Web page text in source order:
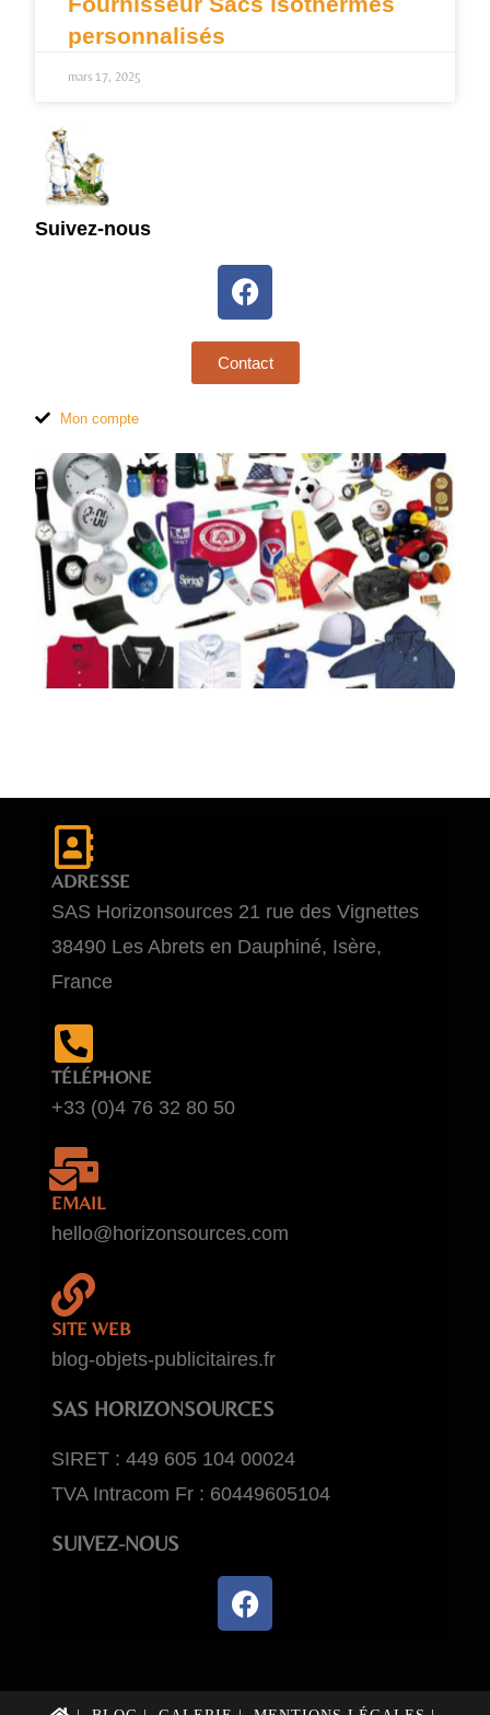
personnalisés
mars 17, 2025
Suivez-nous
Contact
Mon compte
ADRESSE
SAS Horizonsources 21 rue des Vignettes
38490 Les Abrets en Dauphiné, Isère,
France
TÉLÉPHONE
+33 (0)4 76 32 80 50
EMAIL
hello@horizonsources.com
SITE WEB
blog-objets-publicitaires.fr
SAS HORIZONSOURCES
SIRET : 449 605 104 00024
TVA Intracom Fr : 60449605104
SUIVEZ-NOUS